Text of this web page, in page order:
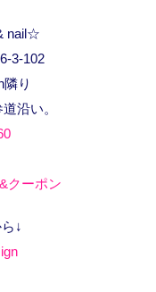
nail☆
3-102
り
沿い。
クーポン
↓